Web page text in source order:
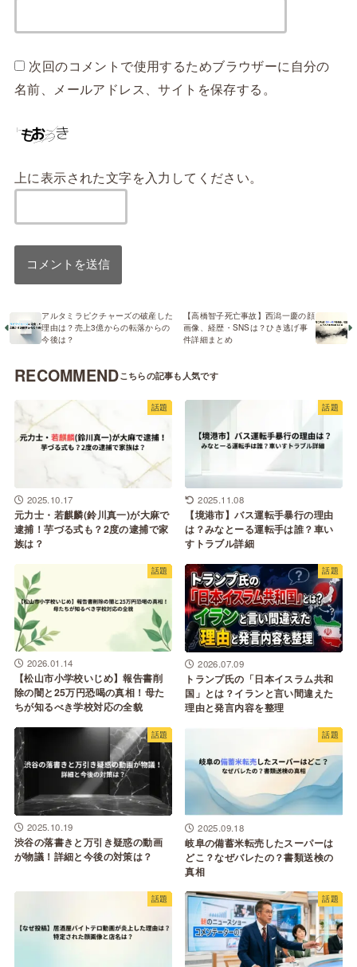
次回のコメントで使用するためブラウザーに自分の
名前、メールアドレス、サイトを保存する。
上に表示された文字を入力してください。
【高橋智子死亡事故】西潟一慶の顔
画像、経歴・SNSは？ひき逃げ事
件詳細まとめ
アルタミラピクチャーズの破産した
理由は？売上3億からの転落からの
今後は？
RECOMMEND
話題
2025.10.17
元力士・若麒麟(鈴川真一)が大麻で
逮捕！芋づる式も？2度の逮捕で家
族は？
話題
2025.11.08
【境港市】バス運転手暴行の理由
は？みなとーる運転手は誰？車い
すトラブル詳細
話題
2026.01.14
【松山市小学校いじめ】報告書削
除の闇と25万円恐喝の真相！母た
ちが知るべき学校対応の全貌
話題
2026.07.09
トランプ氏の「日本イスラム共和
国」とは？イランと言い間違えた
理由と発言内容を整理
話題
2025.10.19
渋谷の落書きと万引き疑惑の動画
が物議！詳細と今後の対策は？
話題
2025.09.18
岐阜の備蓄米転売したスーパーは
どこ？なぜバレたの？書類送検の
真相
話題 話題